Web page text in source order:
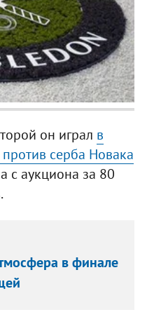
он играл в
серба Новака
с аукциона за 80
в финале